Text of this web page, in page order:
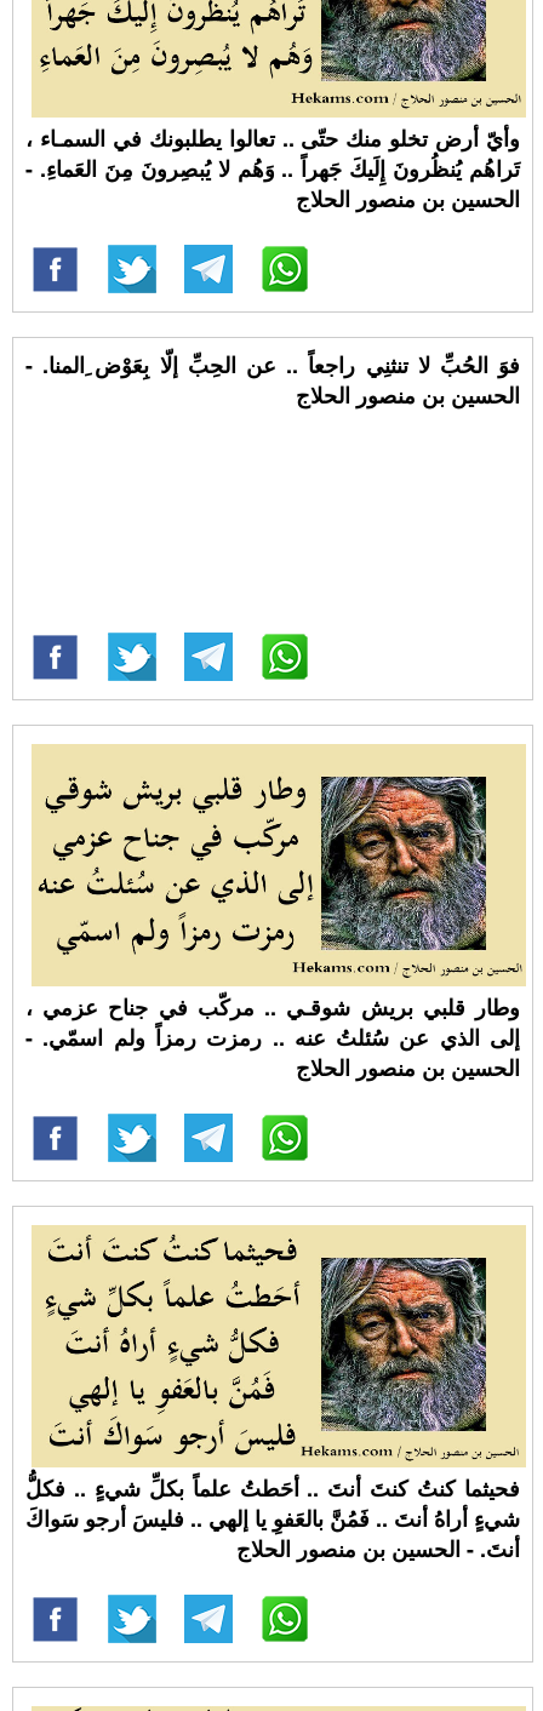
وأيّ أرض تخلو منك حتّى .. تعالوا يطلبونك في السمـاء ،
تَراهُم يُنظُرونَ إِلَيكَ جَهراً .. وَهُم لا يُبصِرونَ مِنَ العَماءِ. -
الحسين بن منصور الحلاج
فوَ الحُبِّ لا تنثنِي راجعاً .. عن الحِبِّ إلّا بِعَوْض ِالمنا. -
الحسين بن منصور الحلاج
وطار قلبي بريش شوقـي .. مركّب في جناح عزمي ،
إلى الذي عن سُئلتُ عنه .. رمزت رمزاً ولم اسمّي. -
الحسين بن منصور الحلاج
فحيثما كنتُ كنتَ أنتَ .. أحَطتُ علماً بكلِّ شيءٍ .. فكلُّ
شيءٍ أراهُ أنتَ .. فَمُنَّ بالعَفوِ يا إلهي .. فليسَ أرجو سَواكَ
أنتَ. - الحسين بن منصور الحلاج